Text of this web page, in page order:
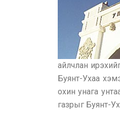
айлчлан
Буянт-Ухаа
охин унага
газрыг Буянт-